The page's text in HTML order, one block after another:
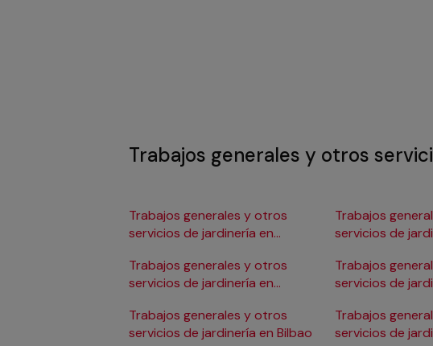
Trabajos generales y otros
Trabajos generales y otros
servicios de jardinería en
Trabajos generales y otros
servicios de jardinería en
Trabajos generales y otros
servicios de jardinería en Bilbao
Trabajos
servicios de
Trabajos
servicios de
Trabajos
servicios de